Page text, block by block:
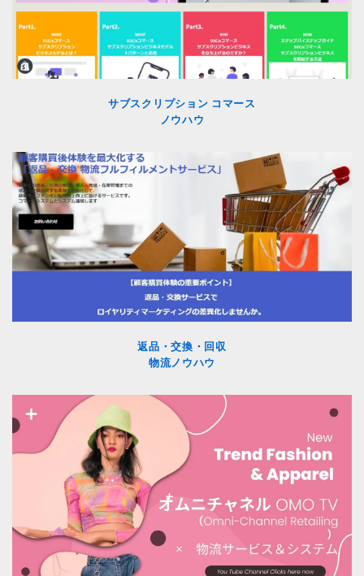
サブスクリプション コマース
ノウハウ
返品・交換・回収
物流ノウハウ